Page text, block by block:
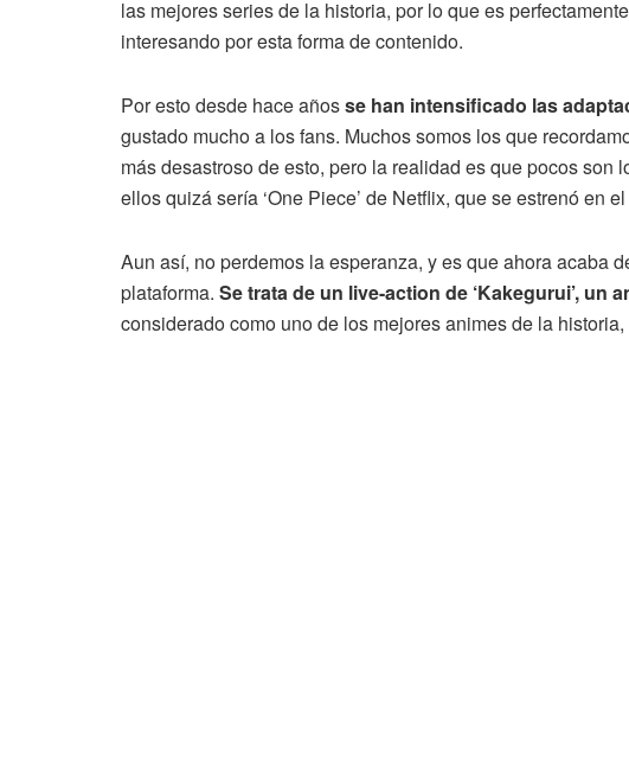
las mejores series de la historia, por lo que es
interesando por esta forma de contenido.
Por esto desde hace añosse han intensificado las
gustado mucho a los fans. Muchos somos los que
más desastroso de esto, pero la realidad es que pocos son
ellos quizá sería ‘One Piece’ de Netflix, que se estrenó en
Aun así, no perdemos la esperanza, y es que ahora acaba
plataforma. Se trata de un live-action de ‘Kakegurui’, un
considerado como uno de los mejores animes de la